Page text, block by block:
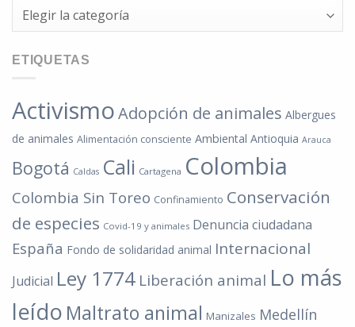
Categorías
ETIQUETAS
ActivismoAdopción de animales Albergues
de animales Alimentación consciente Ambiental Antioquia Arauca
Bogotá Caldas Cali Cartagena Colombia
Colombia Sin Toreo Confinamiento Conservación
de especies Covid-19 y animales Denuncia ciudadana
España Fondo de solidaridad animal Internacional
Judicial Ley 1774 Liberación animal Lo más
leído Maltrato animal Manizales Medellín